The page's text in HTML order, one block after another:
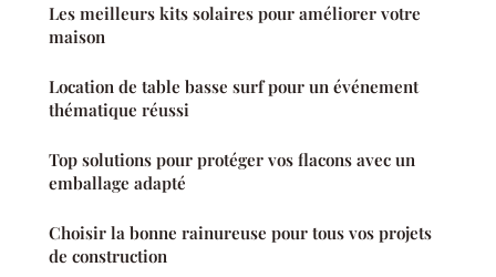
Les meilleurs kits solaires pour améliorer votre
maison
Location de table basse surf pour un événement
thématique réussi
Top solutions pour protéger vos flacons avec un
emballage adapté
Choisir la bonne rainureuse pour tous vos projets
de construction